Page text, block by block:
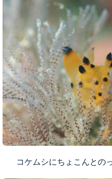
コケムシにちょこんとの